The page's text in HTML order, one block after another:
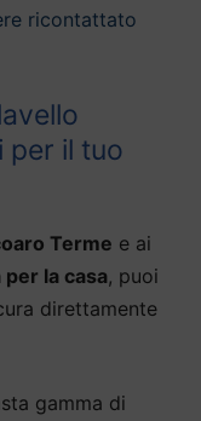
ricontattato
per il tuo
Terme e ai
la casa, puoi
direttamente
gamma di